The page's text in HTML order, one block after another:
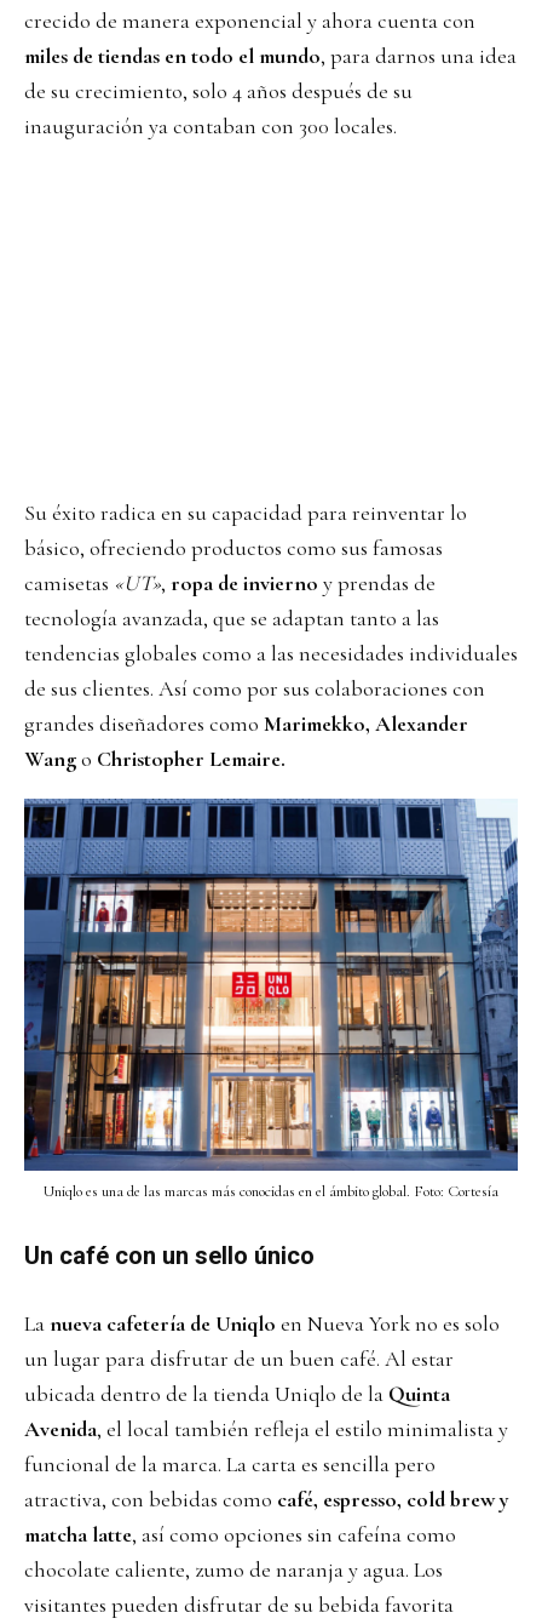
crecido de manera exponencial y ahora cuenta con
miles de tiendas en todo el mundo, para darnos una idea
de su crecimiento, solo 4 años después de su
inauguración ya contaban con 300 locales.
Su éxito radica en su capacidad para reinventar lo
básico, ofreciendo productos como sus famosas
camisetas «UT», ropa de invierno y prendas de
tecnología avanzada, que se adaptan tanto a las
tendencias globales como a las necesidades individuales
de sus clientes. Así como por sus colaboraciones con
grandes diseñadores como Marimekko, Alexander
Wango Christopher Lemaire.
Uniqlo es una de las marcas más conocidas en el ámbito global. Foto: Cortesía
Un café con un sello único
Lanueva cafetería de Uniqlo en Nueva York no es solo
un lugar para disfrutar de un buen café. Al estar
ubicada dentro de la tienda Uniqlo de laQuinta
Avenida, el local también refleja el estilo minimalista y
funcional de la marca. La carta es sencilla pero
atractiva, con bebidas como café, espresso, cold brew y
matcha latte, así como opciones sin cafeína como
chocolate caliente, zumo de naranja y agua. Los
visitantes pueden disfrutar de su bebida favorita